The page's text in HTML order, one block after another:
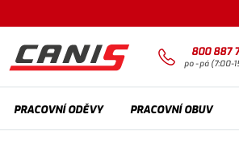
800 887
po - pá (7:00-
PRACOVNÍ ODĚVY PRACOVNÍ OBUV